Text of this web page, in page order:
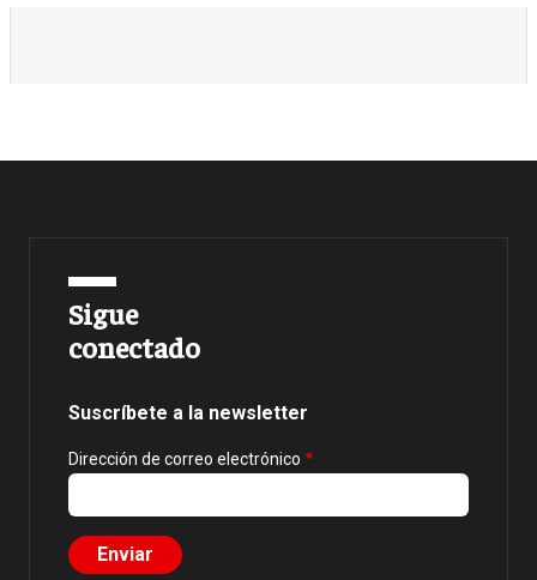
Sigue
conectado
Suscríbete a la newsletter
Dirección de correo electrónico